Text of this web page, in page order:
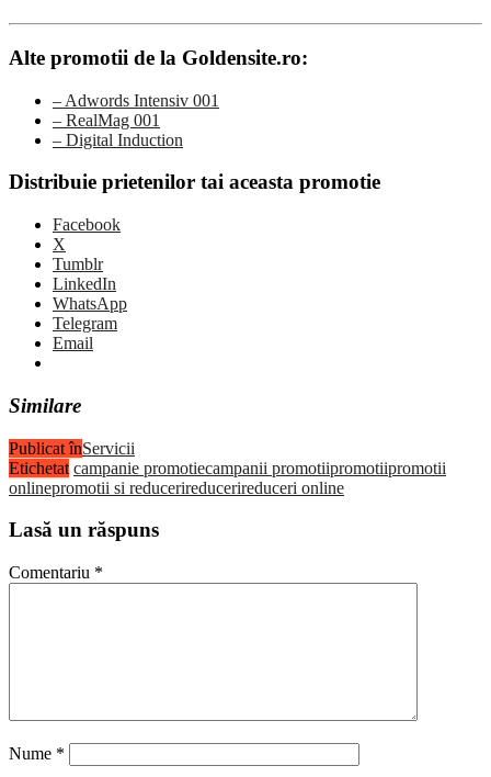
Alte promotii de la Goldensite.ro:
– Adwords Intensiv 001
– RealMag 001
– Digital Induction
Distribuie prietenilor tai aceasta promotie
Facebook
X
Tumblr
LinkedIn
WhatsApp
Telegram
Email
Similare
Publicat înServicii
Etichetat campanie promotiecampanii promotiipromotiipromotii
onlinepromotii si reducerireducerireduceri online
Lasă un răspuns
Comentariu *
Nume *